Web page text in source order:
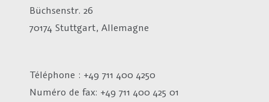
Büchsenstr. 26
70174 Stuttgart, Allemagne
Téléphone : +49 711 400 4250
Numéro de fax: +49 711 400 425 01